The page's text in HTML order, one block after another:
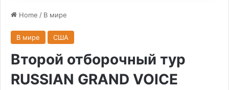
Home / В мире
В мире США
Второй отборочный тур
RUSSIAN GRAND VOICE